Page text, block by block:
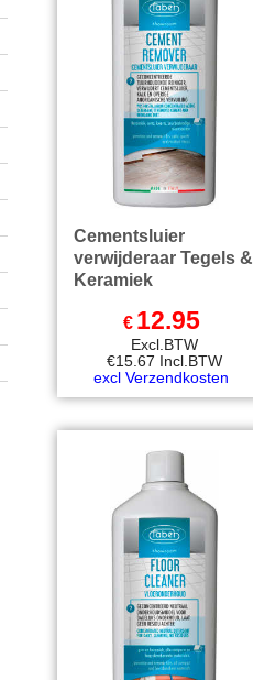
Cementsluier
verwijderaar Tegels &
Keramiek
€ 12.95
Excl.BTW
€15.67 Incl.BTW
excl Verzendkosten